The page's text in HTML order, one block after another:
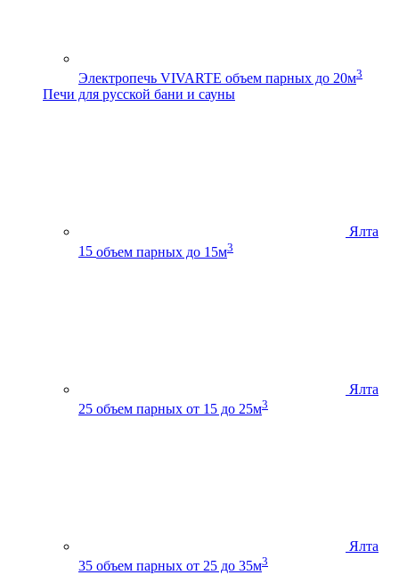
Электропечь VIVARTE объем парных до 20м3
Печи для русской бани и сауны
Ялта
15 объем парных до 15м3
Ялта
25 объем парных от 15 до 25м3
Ялта
35 объем парных от 25 до 35м3